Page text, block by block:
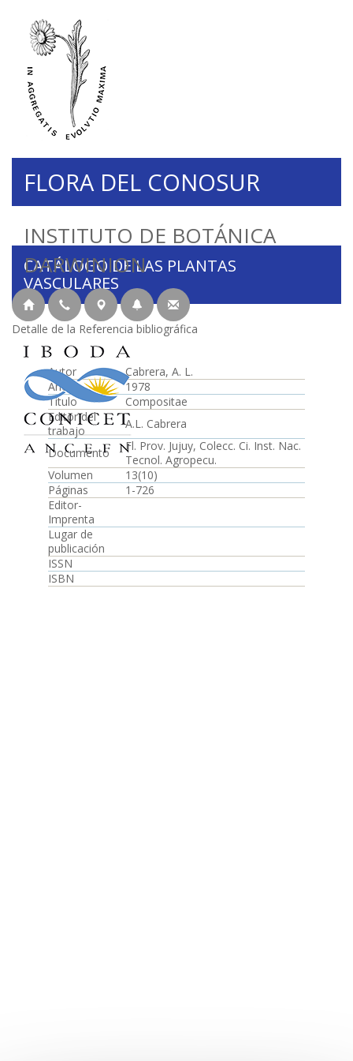
INSTITUTO DE BOTÁNICA
DARWINION
FLORA DEL CONOSUR
CATÁLOGO DE LAS PLANTAS
VASCULARES
Detalle de la Referencia bibliográfica
Autor
Cabrera, A. L.
Año
1978
Título
Compositae
Editor del
trabajo
A.L. Cabrera
Documento
Fl. Prov. Jujuy, Colecc. Ci. Inst. Nac.
Tecnol. Agropecu.
Volumen
13(10)
Páginas
1-726
Editor-
Imprenta
Lugar de
publicación
ISSN
ISBN